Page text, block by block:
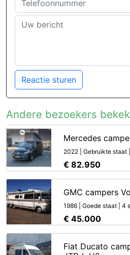
Reactie sturen
Andere bezoekers
Mercedes
2022 | Gebruikte staat
€ 82.950
GMC campers
1986 | Goede staat | 4
€ 45.000
Fiat Ducato